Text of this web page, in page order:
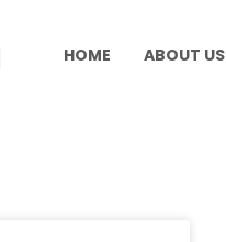
HOME ABOUT US